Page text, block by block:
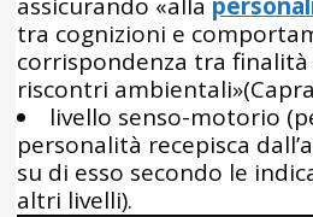
tra cognizioni e
corrispondenza tra
riscontri
livello senso-motorio
personalità recepisca
su di esso secondo le
altri livelli).